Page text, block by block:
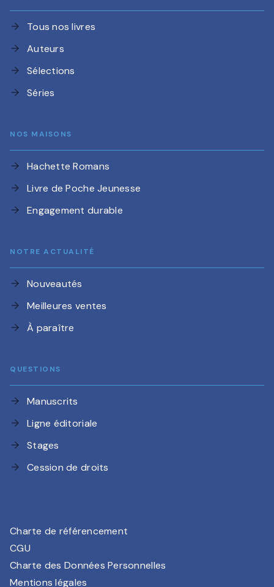
arrow_forward Tous nos livres
arrow_forward Auteurs
arrow_forward Sélections
arrow_forward Séries
NOS MAISONS
arrow_forward Hachette Romans
arrow_forward Livre de Poche Jeunesse
arrow_forward Engagement durable
NOTRE ACTUALITÉ
arrow_forward Nouveautés
arrow_forward Meilleures ventes
arrow_forward À paraître
QUESTIONS
arrow_forward Manuscrits
arrow_forward Ligne éditoriale
arrow_forward Stages
arrow_forward Cession de droits
Charte de référencement
CGU
Charte des Données Personnelles
Mentions légales